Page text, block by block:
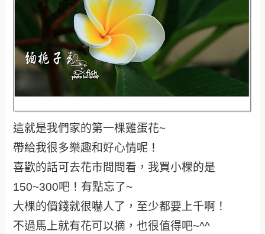
這就是我們家的第一棵雞蛋花~
帶給我很多樂趣和好心情呢！
喜歡的話可去花市問問看，我買小棵的是
150~300吧！有點忘了~
大棵的價錢就很嚇人了，至少都要上千啊！
不過馬上就有花可以摘，也很值得吧~^^